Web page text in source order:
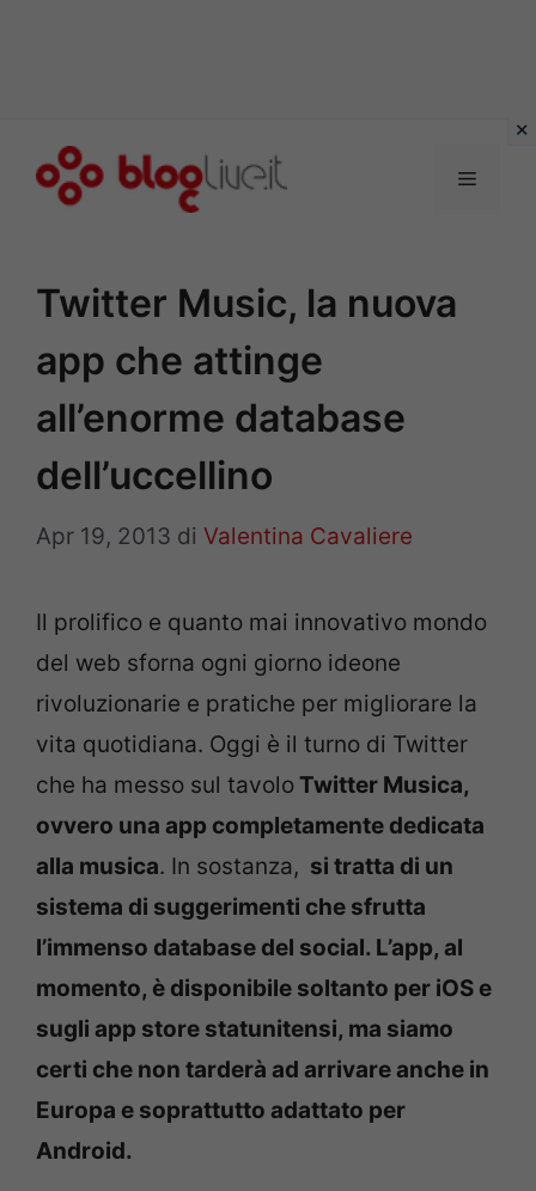
Menu
Twitter Music, la nuova
app che attinge
all’enorme database
dell’uccellino
Apr 19, 2013 di Valentina Cavaliere
Il prolifico e quanto mai innovativo mondo
del web sforna ogni giorno ideone
rivoluzionarie e pratiche per migliorare la
vita quotidiana. Oggi è il turno di Twitter
che ha messo sul tavoloTwitter Musica,
ovvero una app completamente dedicata
alla musica. In sostanza, si tratta di un
sistema di suggerimenti che sfrutta
l’immenso database del social. L’app, al
momento, è disponibile soltanto per iOS e
sugli app store statunitensi, ma siamo
certi che non tarderà ad arrivare anche in
Europa e soprattutto adattato per
Android.